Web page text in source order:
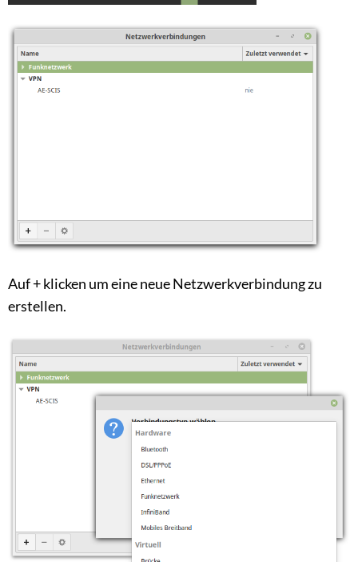
Auf + klicken um eine neue Netzwerkverbindung zu
erstellen.